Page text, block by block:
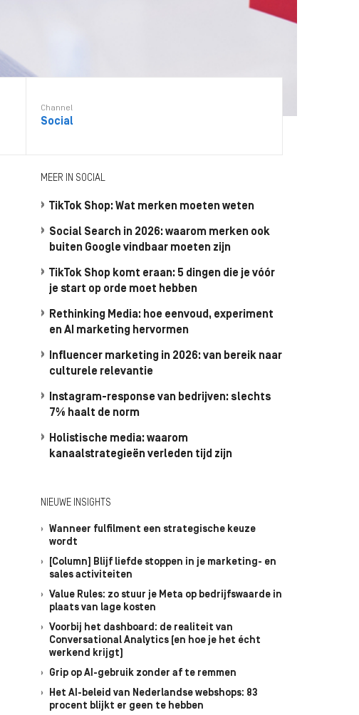
Channel
Social
MEER IN SOCIAL
TikTok Shop: Wat merken moeten weten
Social Search in 2026: waarom merken ook
buiten Google vindbaar moeten zijn
TikTok Shop komt eraan: 5 dingen die je vóór
je start op orde moet hebben
Rethinking Media: hoe eenvoud, experiment
en AI marketing hervormen
Influencer marketing in 2026: van bereik naar
culturele relevantie
Instagram-response van bedrijven: slechts
7% haalt de norm
Holistische media: waarom
kanaalstrategieën verleden tijd zijn
NIEUWE INSIGHTS
Wanneer fulfilment een strategische keuze
wordt
[Column] Blijf liefde stoppen in je marketing- en
sales activiteiten
Value Rules: zo stuur je Meta op bedrijfswaarde in
plaats van lage kosten
Voorbij het dashboard: de realiteit van
Conversational Analytics (en hoe je het écht
werkend krijgt)
Grip op AI-gebruik zonder af te remmen
Het AI-beleid van Nederlandse webshops: 83
procent blijkt er geen te hebben